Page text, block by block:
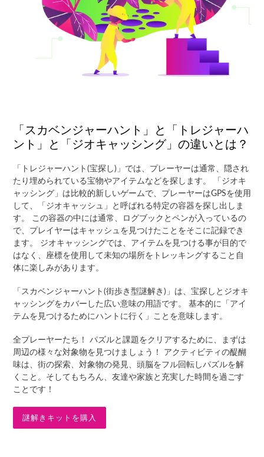
「スカベンジャーハント」と「トレジャーハ
ント」と「ジオキャッシング」の違いとは？
「トレジャーハント(宝探し)」では、プレーヤーは通常、隠され
たり埋められている宝物やアイテムなどを探します。 「ジオキ
ャッシング」は比較的新しいゲームで、プレーヤーはGPSを使用
して、「ジオキャッシュ」と呼ばれる特定の容器を探し出しま
す。 この容器の中には通常、ログブックとペンが入っているの
で、プレイヤーはキャッシュを見つけたことをそこに記録でき
ます。 ジオキャッシングでは、アイテムを見つける事が目的で
はなく、座標を使用して未知の場所をトレッキングすること自
体に楽しみがあります。
「スカベンジャーハント(街歩き型謎解き)」は、宝探しとジオキ
ャッシングをカバーした広い意味の用語です。 基本的に「アイ
テムを見つけるためにハントに行く」ことを意味します。
全プレーヤーたち！ パズルと課題をクリアするために、まずは
周辺の様々な対象物を見つけましょう！ アクティビティの醍醐
味は、街の探索、対象物の発見、頭脳をフル回転しパズルを解
くこと。そしてもちろん、友達や家族と充実した時間を過ごす
ことです！
謎解きキットを購入